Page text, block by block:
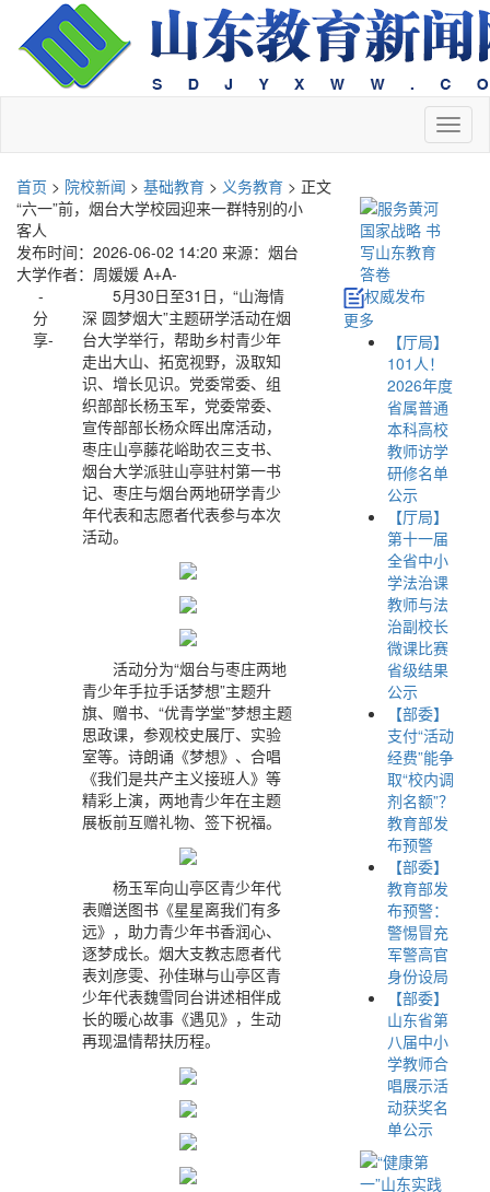
切
换
首页 > 院校新闻 > 基础教育 > 义务教育 > 正文
“六一”前，烟台大学校园迎来一群特别的小
客人
发布时间：2026-06-02 14:20 来源：烟台
大学作者：周媛媛 A+A-
-
分
享-
5月30日至31日，“山海情
深 圆梦烟大”主题研学活动在烟
台大学举行，帮助乡村青少年
走出大山、拓宽视野，汲取知
识、增长见识。党委常委、组
织部部长杨玉军，党委常委、
宣传部部长杨众晖出席活动，
枣庄山亭藤花峪助农三支书、
烟台大学派驻山亭驻村第一书
记、枣庄与烟台两地研学青少
年代表和志愿者代表参与本次
活动。
活动分为“烟台与枣庄两地
青少年手拉手话梦想”主题升
旗、赠书、“优青学堂”梦想主题
思政课，参观校史展厅、实验
室等。诗朗诵《梦想》、合唱
《我们是共产主义接班人》等
精彩上演，两地青少年在主题
展板前互赠礼物、签下祝福。
杨玉军向山亭区青少年代
表赠送图书《星星离我们有多
远》，助力青少年书香润心、
逐梦成长。烟大支教志愿者代
表刘彦雯、孙佳琳与山亭区青
少年代表魏雪同台讲述相伴成
长的暖心故事《遇见》，生动
再现温情帮扶历程。
权威发布
更多
【厅局】
101人！
2026年度
省属普通
本科高校
教师访学
研修名单
公示
【厅局】
第十一届
全省中小
学法治课
教师与法
治副校长
微课比赛
省级结果
公示
【部委】
支付“活动
经费”能争
取“校内调
剂名额”？
教育部发
布预警
【部委】
教育部发
布预警：
警惕冒充
军警高官
身份设局
【部委】
山东省第
八届中小
学教师合
唱展示活
动获奖名
单公示